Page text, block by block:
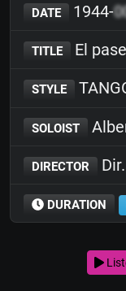
DATE 1944-
TITLE El
STYLE
SOLOIST
DIRECTOR
DURATION